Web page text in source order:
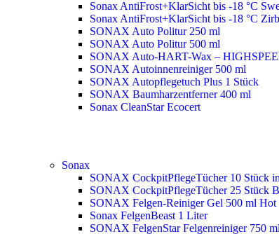
Sonax AntiFrost+KlarSicht bis -18 °C
Sonax AntiFrost+KlarSicht bis -18 °C
SONAX Auto Politur 250 ml
SONAX Auto Politur 500 ml
SONAX Auto-HART-Wax –
SONAX Autoinnenreiniger 500 ml
SONAX Autopflegetuch Plus 1 Stück
SONAX Baumharzentferner 400 ml
Sonax CleanStar Ecocert
Sonax
SONAX CockpitPflegeTücher 10 Stück
SONAX CockpitPflegeTücher 25 Stück
SONAX Felgen-Reiniger Gel 500 ml Hot
Sonax FelgenBeast 1 Liter
SONAX FelgenStar Felgenreiniger 750 ml